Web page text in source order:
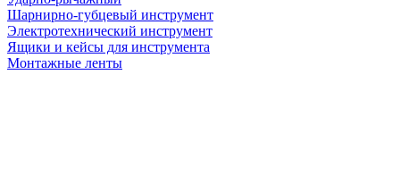
Шарнирно-губцевый инструмент
Электротехнический инструмент
Ящики и кейсы для инструмента
Монтажные ленты